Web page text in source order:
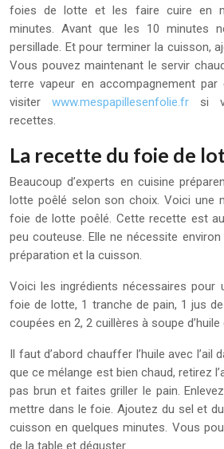
foies de lotte et les faire cuire en
minutes. Avant que les 10 minutes
persillade. Et pour terminer la cuisson,
Vous pouvez maintenant le servir
terre vapeur en accompagnement par
visiter www.mespapillesenfolie.fr si
recettes.
La recette du foie de
Beaucoup d’experts en cuisine
lotte poêlé selon son choix. Voici une
foie de lotte poêlé. Cette recette est
peu couteuse. Elle ne nécessite
préparation et la cuisson.
Voici les ingrédients nécessaires pour
foie de lotte, 1 tranche de pain, 1 jus de
coupées en 2, 2 cuillères à soupe d’huile
Il faut d’abord chauffer l’huile avec l’ail
que ce mélange est bien chaud, retirez
pas brun et faites griller le pain.
mettre dans le foie. Ajoutez du sel et
cuisson en quelques minutes. Vous
de la table et déguster.